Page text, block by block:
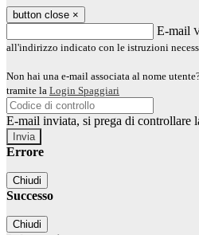
button close ×
E-mail
all'indirizzo indicato con le istruzioni
Non hai una e-mail associata al nome
tramite la Login Spaggiari
E-mail inviata, si prega di controllare
Errore
Chiudi
Successo
Chiudi